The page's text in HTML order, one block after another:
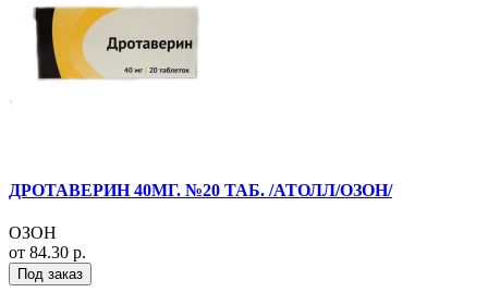
ДРОТАВЕРИН 40МГ. №20 ТАБ. /АТОЛЛ/ОЗОН/
ОЗОН
от 84.30 р.
Под заказ